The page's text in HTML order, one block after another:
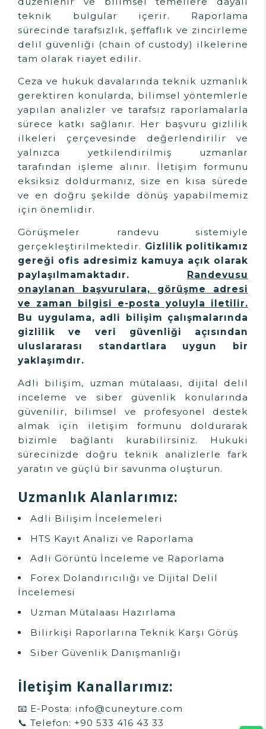
teknik bulgular içerir. Raporlama
sürecinde tarafsızlık, şeffaflık ve zincirleme
delil güvenliği (chain of custody) ilkelerine
tam olarak riayet edilir.
Ceza ve hukuk davalarında teknik uzmanlık
gerektiren konularda, bilimsel yöntemlerle
yapılan analizler ve tarafsız raporlamalarla
sürece katkı sağlanır. Her başvuru gizlilik
ilkeleri çerçevesinde değerlendirilir ve
yalnızca yetkilendirilmiş uzmanlar
tarafından işleme alınır. İletişim formunu
eksiksiz doldurmanız, size en kısa sürede
ve en doğru şekilde dönüş yapabilmemiz
için önemlidir.
Görüşmeler randevu sistemiyle
gerçekleştirilmektedir. Gizlilik politikamız
gereği ofis adresimiz kamuya açık olarak
paylaşılmamaktadır. Randevusu
onaylanan başvurulara, görüşme adresi
ve zaman bilgisi e-posta yoluyla iletilir.
Bu uygulama, adli bilişim çalışmalarında
gizlilik ve veri güvenliği açısından
uluslararası standartlara uygun bir
yaklaşımdır.
Adli bilişim, uzman mütalaası, dijital delil
inceleme ve siber güvenlik konularında
güvenilir, bilimsel ve profesyonel destek
almak için iletişim formunu doldurarak
bizimle bağlantı kurabilirsiniz. Hukuki
sürecinizde doğru teknik analizlerle fark
yaratın ve güçlü bir savunma oluşturun.
Uzmanlık Alanlarımız:
Adli Bilişim İncelemeleri
HTS Kayıt Analizi ve Raporlama
Adli Görüntü İnceleme ve Raporlama
Forex Dolandırıcılığı ve Dijital Delil
İncelemesi
Uzman Mütalaası Hazırlama
Bilirkişi Raporlarına Teknik Karşı Görüş
Siber Güvenlik Danışmanlığı
İletişim Kanallarımız:
📧 E-Posta: info@cuneyture.com
📞 Telefon: +90 533 416 43 33